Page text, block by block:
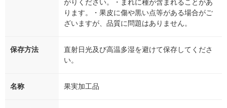
がりください。・まれに種が含まれることがあ
ります。・果皮に傷や黒い点等がある場合がご
ざいますが、品質に問題はありません。
保存方法
直射日光及び高温多湿を避けて保存してくださ
い。
名称 果実加工品